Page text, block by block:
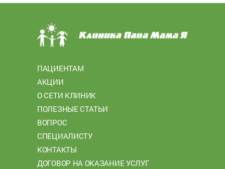
ПАЦИЕНТАМ
АКЦИИ
О СЕТИ КЛИНИК
ПОЛЕЗНЫЕ СТАТЬИ
ВОПРОС
СПЕЦИАЛИСТУ
КОНТАКТЫ
ДОГОВОР НА ОКАЗАНИЕ УСЛУГ